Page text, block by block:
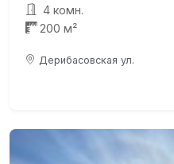
4 комн.
200 м²
Дерибасовская ул.